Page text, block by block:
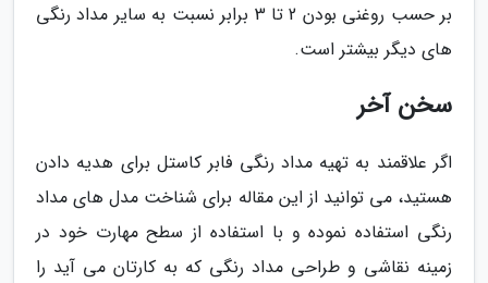
بر حسب روغنی بودن 2 تا 3 برابر نسبت به سایر مداد رنگی
های دیگر بیشتر است.
سخن آخر
اگر علاقمند به تهیه مداد رنگی فابر کاستل برای هدیه دادن
هستید، می توانید از این مقاله برای شناخت مدل های مداد
رنگی استفاده نموده و با استفاده از سطح مهارت خود در
زمینه نقاشی و طراحی مداد رنگی که به کارتان می آید را